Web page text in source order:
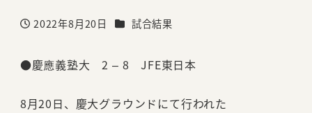
投稿日
2022年8月20日 カテゴリー
試合結果
●慶應義塾大 2 – 8 JFE東日本
8月20日、慶大グラウンドにて行われた